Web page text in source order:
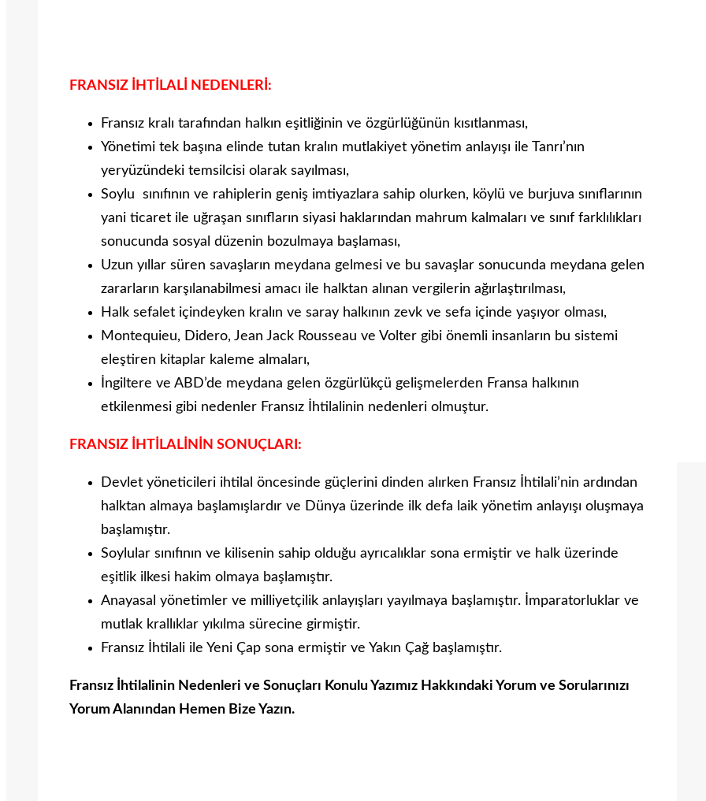
FRANSIZ İHTİLALİ NEDENLERİ:
Fransız kralı tarafından halkın eşitliğinin ve özgürlüğünün kısıtlanması,
Yönetimi tek başına elinde tutan kralın mutlakiyet yönetim anlayışı ile Tanrı’nın
yeryüzündeki temsilcisi olarak sayılması,
Soylu sınıfının ve rahiplerin geniş imtiyazlara sahip olurken, köylü ve burjuva sınıflarının
yani ticaret ile uğraşan sınıfların siyasi haklarından mahrum kalmaları ve sınıf farklılıkları
sonucunda sosyal düzenin bozulmaya başlaması,
Uzun yıllar süren savaşların meydana gelmesi ve bu savaşlar sonucunda meydana gelen
zararların karşılanabilmesi amacı ile halktan alınan vergilerin ağırlaştırılması,
Halk sefalet içindeyken kralın ve saray halkının zevk ve sefa içinde yaşıyor olması,
Montequieu, Didero, Jean Jack Rousseau ve Volter gibi önemli insanların bu sistemi
eleştiren kitaplar kaleme almaları,
İngiltere ve ABD’de meydana gelen özgürlükçü gelişmelerden Fransa halkının
etkilenmesi gibi nedenler Fransız İhtilalinin nedenleri olmuştur.
FRANSIZ İHTİLALİNİN SONUÇLARI:
Devlet yöneticileri ihtilal öncesinde güçlerini dinden alırken Fransız İhtilali’nin ardından
halktan almaya başlamışlardır ve Dünya üzerinde ilk defa laik yönetim anlayışı oluşmaya
başlamıştır.
Soylular sınıfının ve kilisenin sahip olduğu ayrıcalıklar sona ermiştir ve halk üzerinde
eşitlik ilkesi hakim olmaya başlamıştır.
Anayasal yönetimler ve milliyetçilik anlayışları yayılmaya başlamıştır. İmparatorluklar ve
mutlak krallıklar yıkılma sürecine girmiştir.
Fransız İhtilali ile Yeni Çap sona ermiştir ve Yakın Çağ başlamıştır.
Fransız İhtilalinin Nedenleri ve Sonuçları Konulu Yazımız Hakkındaki Yorum ve Sorularınızı
Yorum Alanından Hemen Bize Yazın.